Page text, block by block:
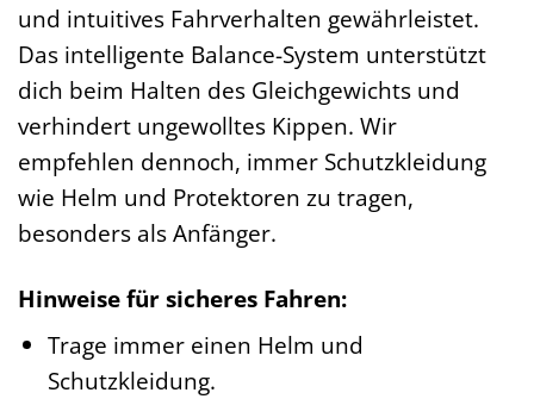
und intuitives Fahrverhalten gewährleistet.
Das intelligente Balance-System unterstützt
dich beim Halten des Gleichgewichts und
verhindert ungewolltes Kippen. Wir
empfehlen dennoch, immer Schutzkleidung
wie Helm und Protektoren zu tragen,
besonders als Anfänger.
Hinweise für sicheres Fahren:
Trage immer einen Helm und
Schutzkleidung.